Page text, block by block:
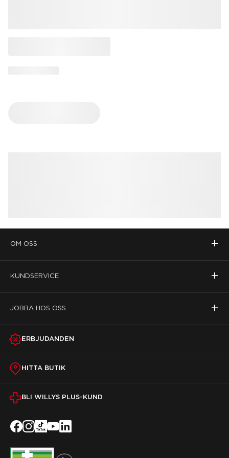
OM OSS +
KUNDSERVICE +
JOBBA HOS OSS +
ERBJUDANDEN
HITTA BUTIK
BLI WILLYS PLUS-KUND